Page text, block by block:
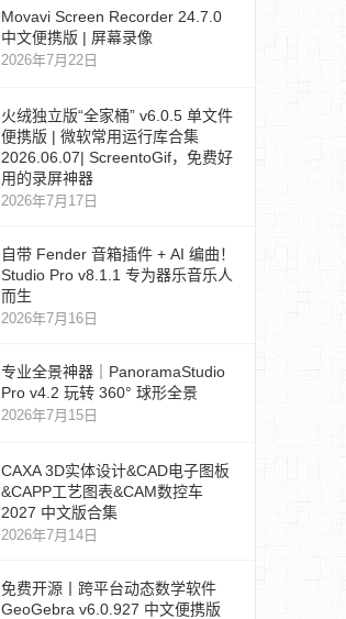
Movavi Screen Recorder 24.7.0
中文便携版 | 屏幕录像
2026年7月22日
火绒独立版“全家桶” v6.0.5 单文件
便携版 | 微软常用运行库合集
2026.06.07| ScreentoGif，免费好
用的录屏神器
2026年7月17日
自带 Fender 音箱插件 + AI 编曲！
Studio Pro v8.1.1 专为器乐音乐人
而生
2026年7月16日
专业全景神器｜PanoramaStudio
Pro v4.2 玩转 360° 球形全景
2026年7月15日
CAXA 3D实体设计&CAD电子图板
&CAPP工艺图表&CAM数控车
2027 中文版合集
2026年7月14日
免费开源丨跨平台动态数学软件
GeoGebra v6.0.927 中文便携版